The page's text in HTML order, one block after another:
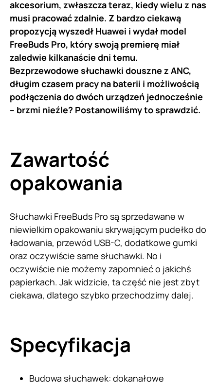
akcesorium, zwłaszcza teraz, kiedy wielu z nas
musi pracować zdalnie. Z bardzo ciekawą
propozycją wyszedł Huawei i wydał model
FreeBuds Pro, który swoją premierę miał
zaledwie kilkanaście dni temu.
Bezprzewodowe słuchawki douszne z ANC,
długim czasem pracy na baterii i możliwością
podłączenia do dwóch urządzeń jednocześnie
– brzmi nieźle? Postanowiliśmy to sprawdzić.
Zawartość
opakowania
Słuchawki FreeBuds Pro są sprzedawane w
niewielkim opakowaniu skrywającym pudełko do
ładowania, przewód USB-C, dodatkowe gumki
oraz oczywiście same słuchawki. No i
oczywiście nie możemy zapomnieć o jakichś
papierkach. Jak widzicie, ta część nie jest zbyt
ciekawa, dlatego szybko przechodzimy dalej.
Specyfikacja
Budowa słuchawek: dokanałowe